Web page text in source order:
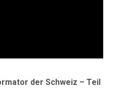
der Schweiz – Teil